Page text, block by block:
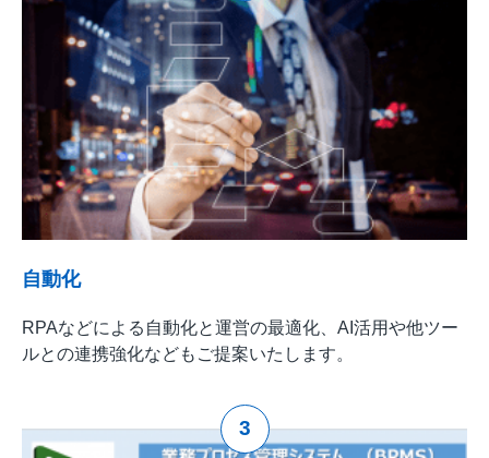
自動化
RPAなどによる自動化と運営の最適化、AI活用や他ツー
ルとの連携強化などもご提案いたします。
3